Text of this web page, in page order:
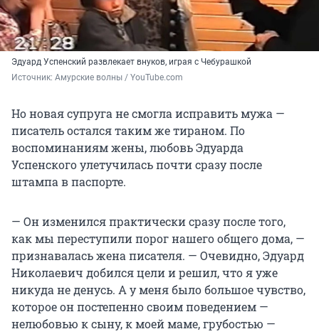
Эдуард Успенский развлекает внуков, играя с Чебурашкой
Источник: Амурские волны / YouTube.com
Но новая супруга не смогла исправить мужа —
писатель остался таким же тираном. По
воспоминаниям жены, любовь Эдуарда
Успенского улетучилась почти сразу после
штампа в паспорте.
— Он изменился практически сразу после того,
как мы переступили порог нашего общего дома, —
признавалась жена писателя. — Очевидно, Эдуард
Николаевич добился цели и решил, что я уже
никуда не денусь. А у меня было большое чувство,
которое он постепенно своим поведением —
нелюбовью к сыну, к моей маме, грубостью —